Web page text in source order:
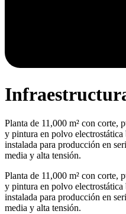
Planta de 11,000 m² con corte,
y pintura en polvo
instalada para producción en
media y alta tensión.
Planta de 11,000 m² con corte,
y pintura en polvo
instalada para producción en
media y alta tensión.